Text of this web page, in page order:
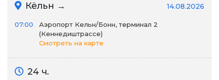
Кёльн → 14.08.2026
07:00
Аэропорт Кельн/Бонн, терминал 2
(Кеннедиштрассе)
Смотреть на карте
24 ч.